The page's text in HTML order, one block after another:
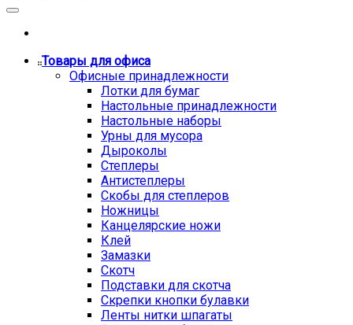
Товары для офиса
Офисные принадлежности
Лотки для бумаг
Настольные принадлежности
Настольные наборы
Урны для мусора
Дыроколы
Степлеры
Антистеплеры
Скобы для степлеров
Ножницы
Канцелярские ножи
Клей
Замазки
Скотч
Подставки для скотча
Скрепки кнопки булавки
Ленты нитки шпагаты